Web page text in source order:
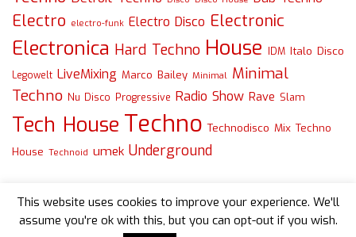
Electro electro-funk Electro Disco Electronic
Electronica Hard Techno House IDM Italo Disco
Legowelt LiveMixing Marco Bailey Minimal Minimal
Techno Nu Disco Progressive Radio Show Rave Slam
Tech House Techno Technodisco Mix Techno
House Technoid umek Underground
This website uses cookies to improve your experience. We'll
assume you're ok with this, but you can opt-out if you wish.